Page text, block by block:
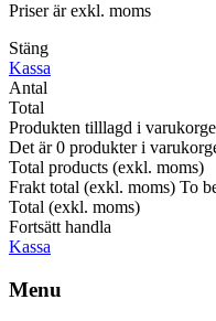
Priser är exkl. moms
Stäng
Kassa
Antal
Total
Produkten tilllagd i
Det är0 produkter i
Total products (exkl. moms)
Frakt total (exkl. moms) To
Total (exkl. moms)
Fortsätt handla
Kassa
Menu